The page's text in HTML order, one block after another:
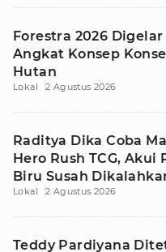
Forestra 2026
Angkat Konsep
Hutan
Lokal 2 Agustus 2026
Raditya Dika Coba
Hero Rush TCG, Akui
Biru Susah
Lokal 2 Agustus 2026
Teddy Pardiyana